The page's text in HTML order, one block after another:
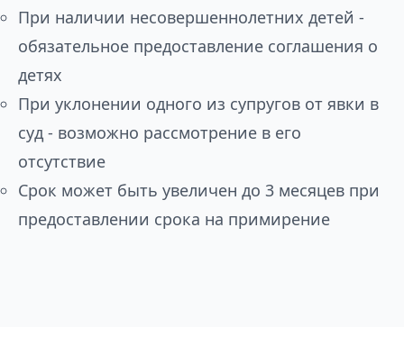
При наличии несовершеннолетних детей -
обязательное предоставление соглашения о
детях
При уклонении одного из супругов от явки в
суд - возможно рассмотрение в его
отсутствие
Срок может быть увеличен до 3 месяцев при
предоставлении срока на примирение